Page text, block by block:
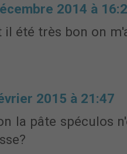
2014 à
il été très bon on
2015 à 21:47
la pâte spéculos